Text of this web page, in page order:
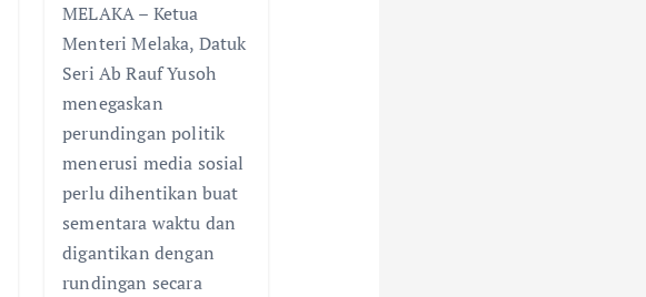
e
b
o
o
k
at
s
p
p
ar
e
MELAKA – Ketua
Menteri Melaka, Datuk
Seri Ab Rauf Yusoh
menegaskan
perundingan politik
menerusi media sosial
perlu dihentikan buat
sementara waktu dan
digantikan dengan
rundingan secara